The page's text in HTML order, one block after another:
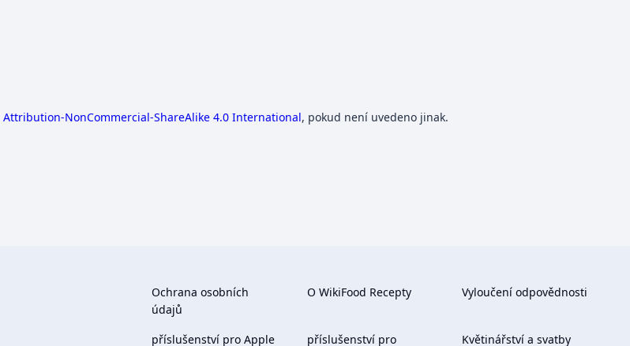
Attribution-NonCommercial-ShareAlike 4.0 International, pokud není uvedeno jinak.
Ochrana osobních
údajů
O WikiFood Recepty Vyloučení odpovědnosti
příslušenství pro Apple příslušenství pro Květinářství a svatby